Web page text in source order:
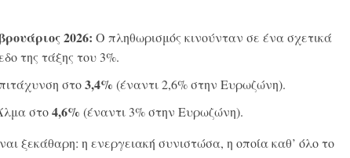
2026: Ο πληθωρισμός κινούνταν σε ένα σχετικά
της τάξης του 3%.
στο3,4% (έναντι 2,6% στην Ευρωζώνη).
στο4,6% (έναντι 3% στην Ευρωζώνη).
ξεκάθαρη: η ενεργειακή συνιστώσα, η οποία καθ’ όλο το